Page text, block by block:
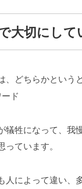
大切にして
、どちらかというと
ド
犠牲になって、我
っています。
人によって違い、